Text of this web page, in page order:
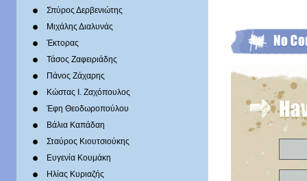
Σπύρος Δερβενιώτης
Mιχάλης Διαλυνάς
Έκτορας
Τάσος Ζαφειριάδης
Πάνος Ζάχαρης
Κώστας Ι. Ζαχόπουλoς
Έφη Θεοδωροπούλου
Βάλια Καπάδαη
Σταύρος Κιουτσιούκης
Ευγενία Κουμάκη
Ηλίας Κυριαζής